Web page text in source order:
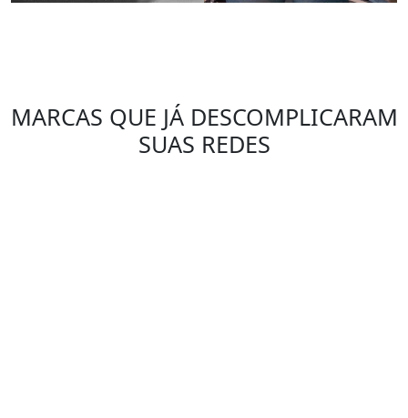
MARCAS QUE JÁ DESCOMPLICARAM
SUAS REDES